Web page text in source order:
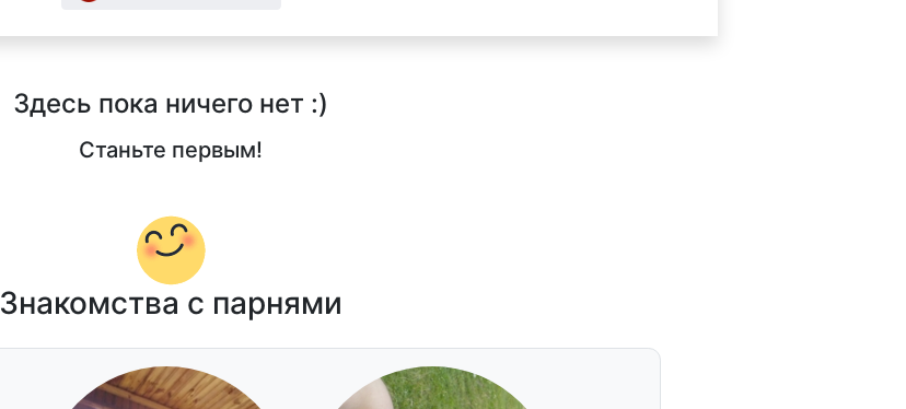
Здесь пока ничего нет :)
Станьте первым!
Знакомства с парнями